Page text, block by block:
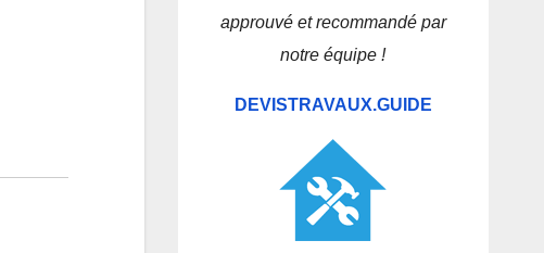
approuvé et recommandé par
notre équipe !
DEVISTRAVAUX.GUIDE